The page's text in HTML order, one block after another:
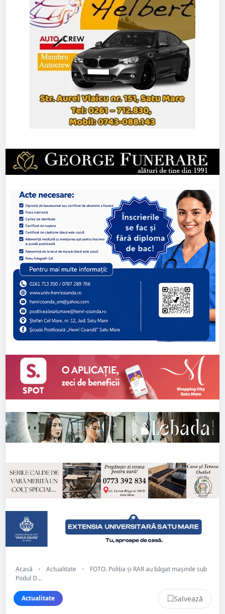
Acasă • Actualitate •
FOTO. Poliția și RAR au băgat mașinile sub
Podul D...
Actualitate Salvează